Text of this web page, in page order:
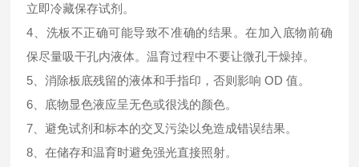
立即冷藏保存试剂。
4、洗板不正确可能导致不准确的结果。在加入底物前确
保尽量吸干孔内液体。温育过程中不要让微孔干燥掉。
5、消除板底残留的液体和手指印，否则影响 OD 值。
6、底物显色液应呈无色或很浅的颜色。
7、避免试剂和标本的交叉污染以免造成错误结果。
8、在储存和温育时避免强光直接照射。